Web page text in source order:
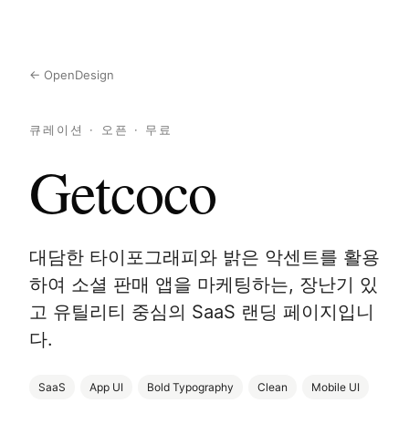
← OpenDesign
큐레이션 · 오픈 · 무료
Getcoco
대담한 타이포그래피와 밝은 악센트를 활용
하여 소셜 판매 앱을 마케팅하는, 장난기 있
고 유틸리티 중심의 SaaS 랜딩 페이지입니
다.
SaaS App UI Bold Typography Clean Mobile UI